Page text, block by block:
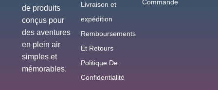
de produits
conçus pour
des aventures
en plein air
simples et
mémorables.
Livraison et
expédition
Remboursements
Et Retours
Politique De
Confidentialité
Commande